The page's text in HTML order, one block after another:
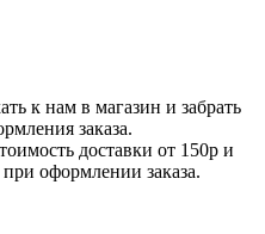
к нам в магазин и забрать
заказа.
доставки от 150р и
оформлении заказа.